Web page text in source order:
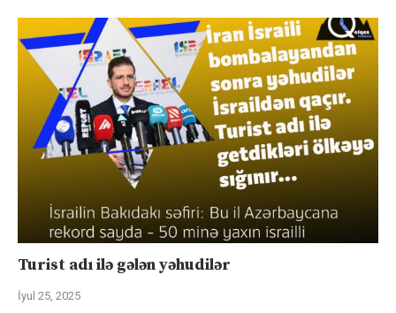
Turist adı ilə gələn yəhudilər
İyul 25, 2025